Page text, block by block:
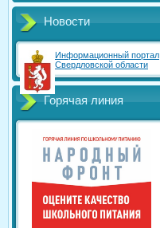
Новости
Информационный портал
Свердловской области
Горячая линия